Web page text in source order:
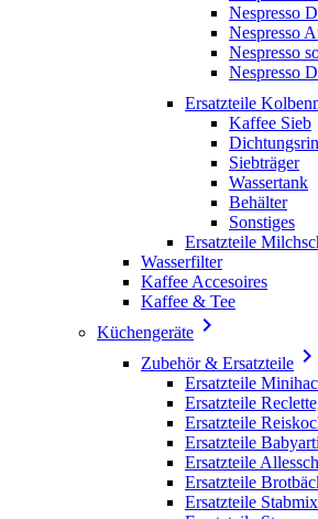
Nespresso
Nespresso
Nespresso
Nespresso
Ersatzteile
Kaffee Sieb
Siebträger
Wassertank
Behälter
Sonstiges
Ersatzteile
Wasserfilter
Kaffee Accesoires
Kaffee & Tee
Küchengeräte 
Zubehör & Ersatzteile 
Ersatzteile
Ersatzteile
Ersatzteile
Ersatzteile
Ersatzteile
Ersatzteile
Ersatzteile